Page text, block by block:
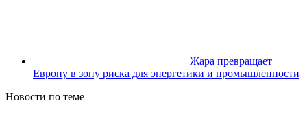
Жара превращает
Европу в зону риска для энергетики и промышленности
Новости по теме